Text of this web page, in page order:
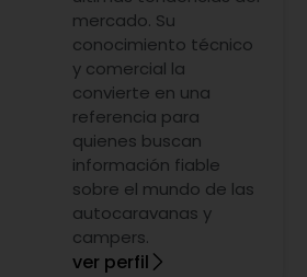
mercado. Su
conocimiento técnico
y comercial la
convierte en una
referencia para
quienes buscan
información fiable
sobre el mundo de las
autocaravanas y
campers.
ver perfil